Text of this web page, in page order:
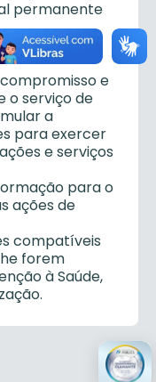
permanente
da Saúde
e
o serviço de
a
para exercer
e serviços
para o
ações de
compatíveis
forem
à Saúde,